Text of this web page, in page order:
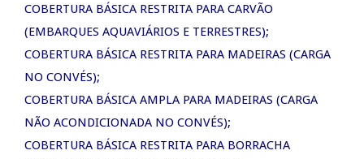
COBERTURA BÁSICA RESTRITA PARA CARVÃO
(EMBARQUES AQUAVIÁRIOS E TERRESTRES);
COBERTURA BÁSICA RESTRITA PARA MADEIRAS (CARGA
NO CONVÉS);
COBERTURA BÁSICA AMPLA PARA MADEIRAS (CARGA
NÃO ACONDICIONADA NO CONVÉS);
COBERTURA BÁSICA RESTRITA PARA BORRACHA